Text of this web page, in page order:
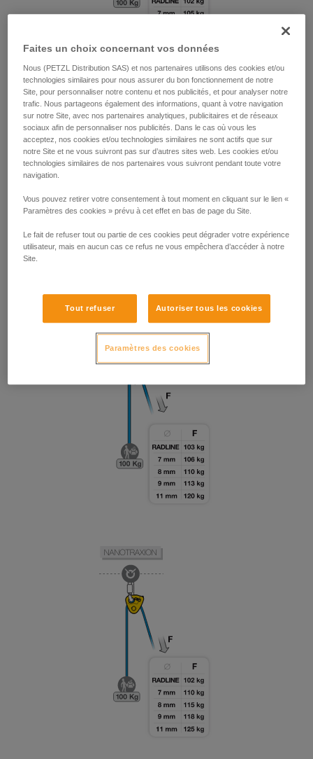
Faites un choix concernant vos données
Nous (PETZL Distribution SAS) et nos partenaires utilisons des cookies et/ou
technologies similaires pour nous assurer du bon fonctionnement de notre
Site, pour personnaliser notre contenu et nos publicités, et pour analyser notre
trafic. Nous partageons également des informations, quant à votre navigation
sur notre Site, avec nos partenaires analytiques, publicitaires et de réseaux
sociaux afin de personnaliser nos publicités. Dans le cas où vous les
acceptez, nos cookies et/ou technologies similaires ne sont actifs que sur
notre Site et ne vous suivront pas sur d’autres sites web. Les cookies et/ou
technologies similaires de nos partenaires vous suivront pendant toute votre
navigation.
Vous pouvez retirer votre consentement à tout moment en cliquant sur le lien «
Paramètres des cookies » prévu à cet effet en bas de page du Site.
Le fait de refuser tout ou partie de ces cookies peut dégrader votre expérience
utilisateur, mais en aucun cas ce refus ne vous empêchera d’accéder à notre
Site.
Tout refuser Autoriser tous les cookies
Paramètres des cookies